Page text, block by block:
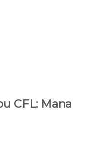
CFL: Mana